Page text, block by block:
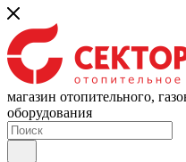
магазин отопительного,
оборудования